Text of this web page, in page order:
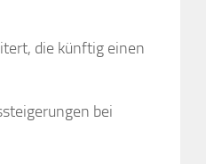
die künftig einen
bei